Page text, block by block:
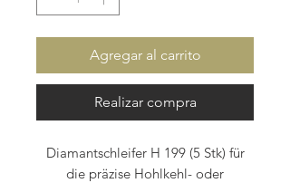
Agregar al carrito
Realizar compra
Diamantschleifer H 199 (5 Stk) für
die präzise Hohlkehl- oder